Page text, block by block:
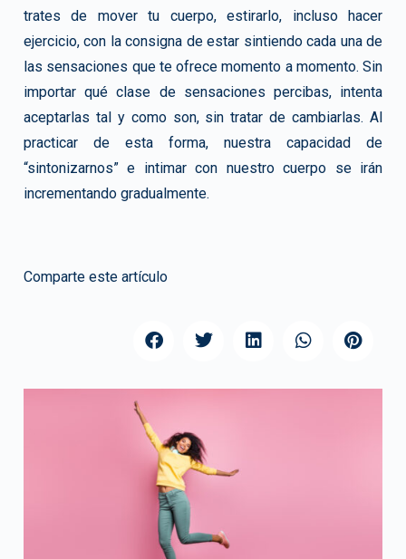
trates de mover tu cuerpo, estirarlo, incluso hacer
ejercicio, con la consigna de estar sintiendo cada una de
las sensaciones que te ofrece momento a momento. Sin
importar qué clase de sensaciones percibas, intenta
aceptarlas tal y como son, sin tratar de cambiarlas. Al
practicar de esta forma, nuestra capacidad de
“sintonizarnos” e intimar con nuestro cuerpo se irán
incrementando gradualmente.
Comparte este artículo